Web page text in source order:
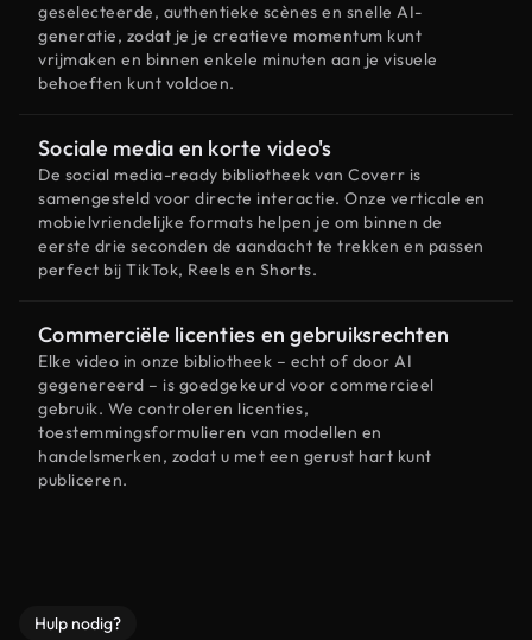
geselecteerde, authentieke scènes en snelle AI-
generatie, zodat je je creatieve momentum kunt
vrijmaken en binnen enkele minuten aan je visuele
behoeften kunt voldoen.
Sociale media en korte video's
De social media-ready bibliotheek van Coverr is
samengesteld voor directe interactie. Onze verticale en
mobielvriendelijke formats helpen je om binnen de
eerste drie seconden de aandacht te trekken en passen
perfect bij TikTok, Reels en Shorts.
Commerciële licenties en gebruiksrechten
Elke video in onze bibliotheek – echt of door AI
gegenereerd – is goedgekeurd voor commercieel
gebruik. We controleren licenties,
toestemmingsformulieren van modellen en
handelsmerken, zodat u met een gerust hart kunt
publiceren.
Hulp nodig?